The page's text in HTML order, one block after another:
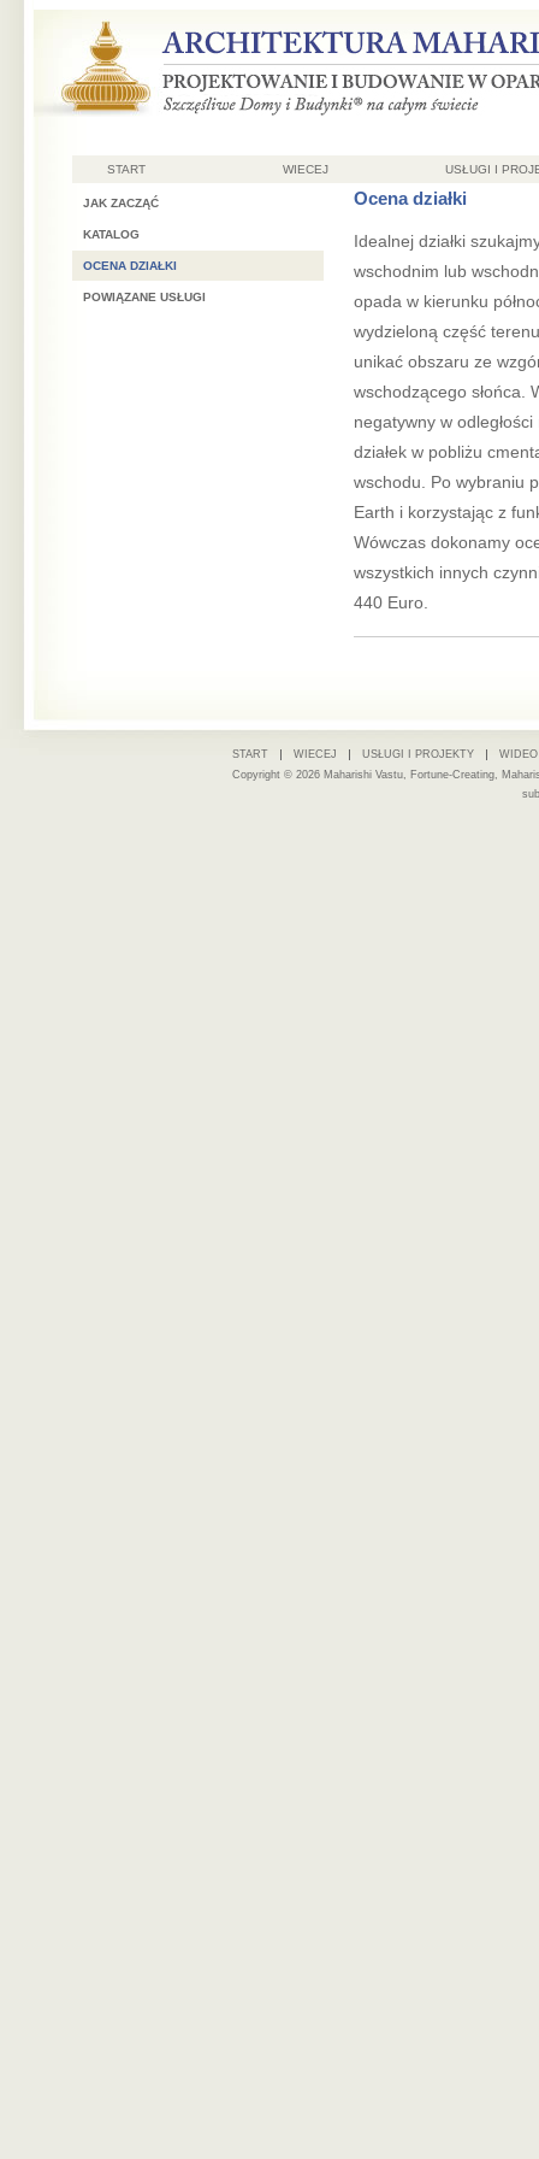
START WIECEJ USŁUGI I
JAK ZACZĄĆ
KATALOG
OCENA DZIAŁKI
POWIĄZANE USŁUGI
Ocena działki
Idealnej działki
wschodnim lub
opada w kierunku
wydzieloną część
unikać obszaru ze
wschodzącego słońca.
negatywny w
działek w pobliżu
wschodu. Po wybraniu
Earth i korzystając z
Wówczas dokonamy
wszystkich innych
440 Euro.
START WIECEJ USŁUGI I PROJEKTY
WIDEO
Copyright © 2026 Maharishi Vastu, Fortune-Creating,